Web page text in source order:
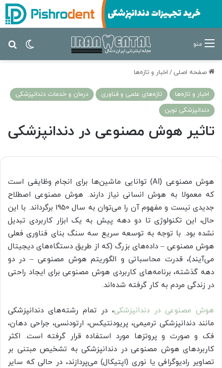
تغییر منو
صفحه اصلی / اخبار و تازه‌ها
اخبار و تازه‌ها تازه‌های علمی و فناوری
درمان‌ و خدمات دندانپزشکی
دندانپزشکی نوین
تاثیر هوش مصنوعی در دندانپزشکی
هوش مصنوعی (AI) توانایی ماشین‌ها برای انجام وظایفی است
که معمولا به هوش انسانی نیاز دارند. هوش مصنوعی اصطلاح
جدیدی نیست و مفهوم آن را می‌توان به سال 1950 برگرداند. با این
حال، این تکنولوژی تا دو دهه پیش به یک ابزار کاربردی تبدیل
نشده بود. با توجه به توسعه سریع سه سنگ بنای فناوری فعلی
هوش مصنوعی – داده‌های بزرگ (که از طریق دستگاه‌های دیجیتال
می‌آیند)، قدرت محاسباتی و الگوریتم هوش مصنوعی – در دو
دهه گذشته، برنامه‌های کاربردی هوش مصنوعی برای ایجاد راحتی
در زندگی مردم به کار گرفته شده‌اند.
هوش مصنوعی در دندانپزشکی، در تمام رشته‌های دندانپزشکی
مانند دندانپزشکی ترمیمی، پریودنتیکس، ارتودنسی، جراحی دهان،
فک و صورت و پروتزها مورد استفاده قرار گرفته است. اکثر
کاربردهای هوش مصنوعی در دندانپزشکی به تشخیص مبتنی بر
تصاویر رادیوگرافی یا نوری (اپتیکال) می‌پردازند، در حالی که سایر